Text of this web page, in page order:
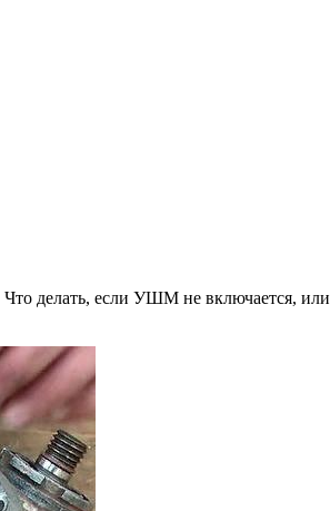
делать, если УШМ не включается, или